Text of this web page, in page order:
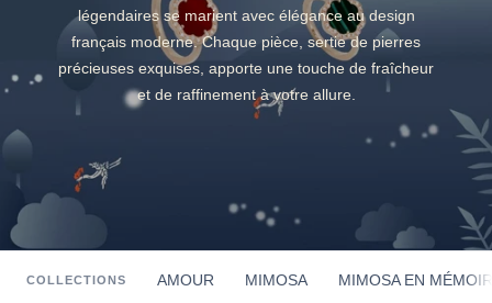
légendaires se marient avec élégance au design
français moderne. Chaque pièce, sertie de pierres
précieuses exquises, apporte une touche de fraîcheur
et de raffinement à votre allure.
COLLECTIONS AMOUR MIMOSA MIMOSA EN